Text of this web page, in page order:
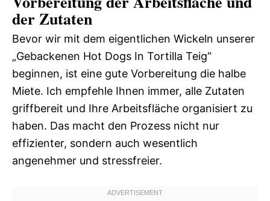
der Zutaten
Bevor wir mit dem eigentlichen Wickeln unserer
„Gebackenen Hot Dogs In Tortilla Teig“
beginnen, ist eine gute Vorbereitung die halbe
Miete. Ich empfehle Ihnen immer, alle Zutaten
griffbereit und Ihre Arbeitsfläche organisiert zu
haben. Das macht den Prozess nicht nur
effizienter, sondern auch wesentlich
angenehmer und stressfreier.